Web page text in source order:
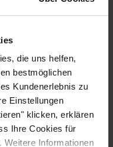
die uns helfen,
bestmöglichen
Kundenerlebnis zu
Einstellungen
klicken, erklären
Ihre Cookies für
Weitere Informationen
für größere
Anwendungen